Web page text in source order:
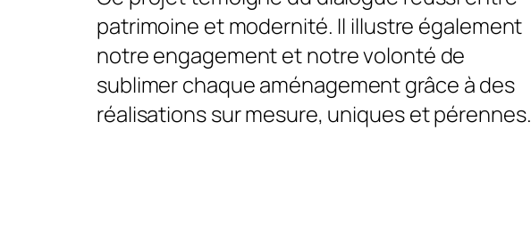
patrimoine et modernité. Il illustre également
notre engagement et notre volonté de
sublimer chaque aménagement grâce à des
réalisations sur mesure, uniques et pérennes.